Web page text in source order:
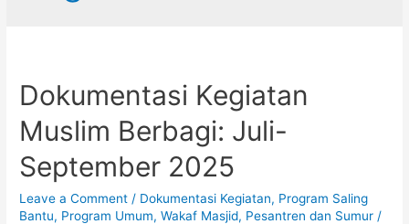
Dokumentasi Kegiatan
Muslim Berbagi: Juli-
September 2025
Leave a Comment / Dokumentasi Kegiatan, Program Saling
Bantu, Program Umum,Wakaf Masjid, Pesantren dan Sumur /